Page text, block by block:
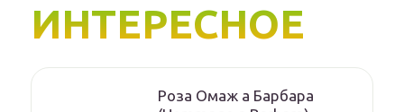
ИНТЕРЕСНОЕ
Роза Омаж а Барбара